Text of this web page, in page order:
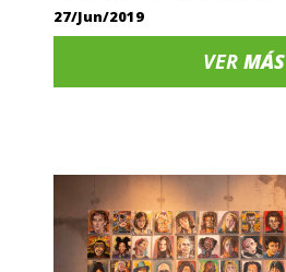
27/Jun/2019
VERMÁS